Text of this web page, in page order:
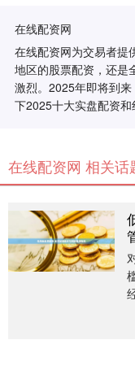
在线配资网
在线配资网为交易者提
地区的股票配资，还是
激烈。2025年即将到
下2025十大实盘配资和
在线配资网 相关话